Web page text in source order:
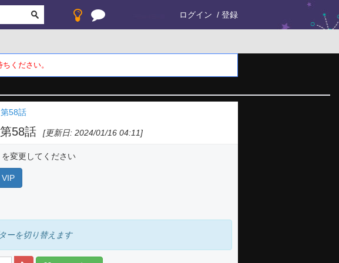
ログイン 登録
ください。
第58話
58話 [更新日: 2024/01/16 04:11]
変更してください
ーを切り替えます